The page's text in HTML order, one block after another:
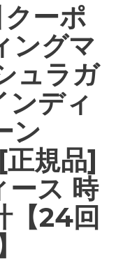
クーポ
ングマ
ュラガ
ンディ
ン
規品]
ース 時
【24回